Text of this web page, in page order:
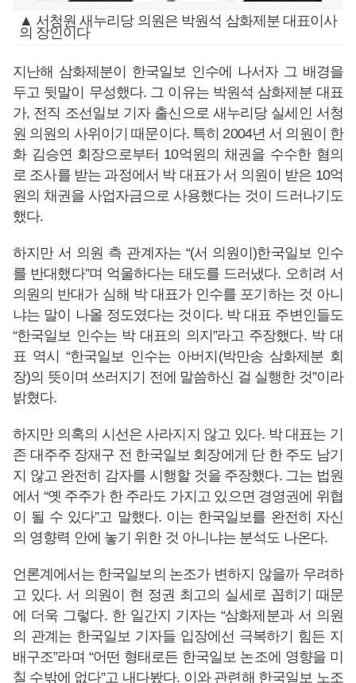
▲ 서청원 새누리당 의원은 박원석 삼화제분 대표이사
의 장인이다
지난해 삼화제분이 한국일보 인수에 나서자 그 배경을
두고 뒷말이 무성했다. 그 이유는 박원석 삼화제분 대표
가, 전직 조선일보 기자 출신으로 새누리당 실세인 서청
원 의원의 사위이기 때문이다. 특히 2004년 서 의원이 한
화 김승연 회장으로부터 10억원의 채권을 수수한 혐의
로 조사를 받는 과정에서 박 대표가 서 의원이 받은 10억
원의 채권을 사업자금으로 사용했다는 것이 드러나기도
했다.
하지만 서 의원 측 관계자는 “(서 의원이)한국일보 인수
를 반대했다”며 억울하다는 태도를 드러냈다. 오히려 서
의원의 반대가 심해 박 대표가 인수를 포기하는 것 아니
냐는 말이 나올 정도였다는 것이다. 박 대표 주변인들도
“한국일보 인수는 박 대표의 의지”라고 주장했다. 박 대
표 역시 “한국일보 인수는 아버지(박만송 삼화제분 회
장)의 뜻이며 쓰러지기 전에 말씀하신 걸 실행한 것”이라
밝혔다.
하지만 의혹의 시선은 사라지지 않고 있다. 박 대표는 기
존 대주주 장재구 전 한국일보 회장에게 단 한 주도 남기
지 않고 완전히 감자를 시행할 것을 주장했다. 그는 법원
에서 “옛 주주가 한 주라도 가지고 있으면 경영권에 위협
이 될 수 있다”고 말했다. 이는 한국일보를 완전히 자신
의 영향력 안에 놓기 위한 것 아니냐는 분석도 나온다.
언론계에서는 한국일보의 논조가 변하지 않을까 우려하
고 있다. 서 의원이 현 정권 최고의 실세로 꼽히기 때문
에 더욱 그렇다. 한 일간지 기자는 “삼화제분과 서 의원
의 관계는 한국일보 기자들 입장에선 극복하기 힘든 지
배구조”라며 “어떤 형태로든 한국일보 논조에 영향을 미
칠 수밖에 없다”고 내다봤다. 이와 관련해 한국일보 노조